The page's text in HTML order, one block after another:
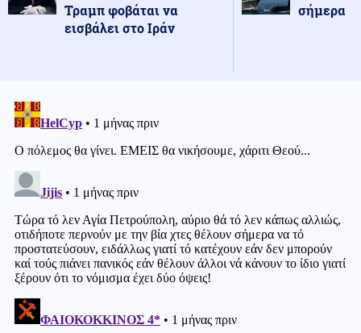
Τραμπ φοβάται να
εισβάλει στο Ιράν
σήμερα